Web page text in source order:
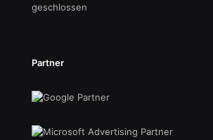
geschlossen
Partner